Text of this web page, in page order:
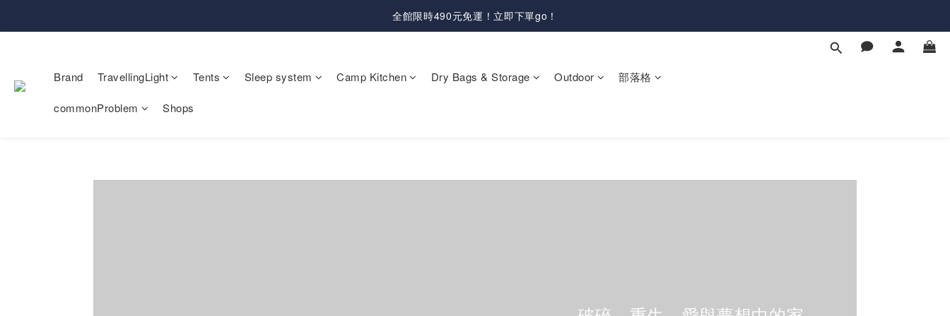
全館限時490元免運！立即下單go！
Brand TravellingLight Tents Sleep system Camp Kitchen Dry Bags & Storage Outdoor 部落格
commonProblem Shops